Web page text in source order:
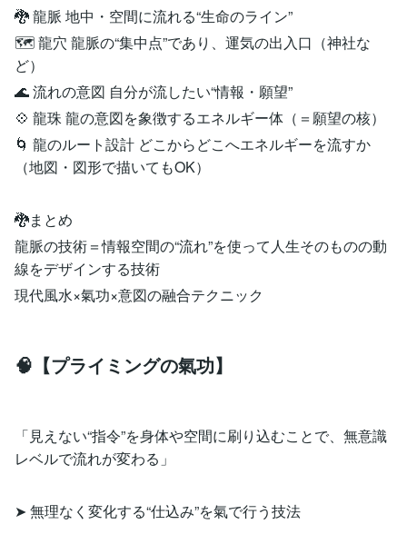
🐉 龍脈 地中・空間に流れる“生命のライン”
🗺 龍穴 龍脈の“集中点”であり、運気の出入口（神社な
ど）
🌊 流れの意図 自分が流したい“情報・願望”
💠 龍珠 龍の意図を象徴するエネルギー体（＝願望の核）
🌀 龍のルート設計 どこからどこへエネルギーを流すか
（地図・図形で描いてもOK）
🐉まとめ
龍脈の技術＝情報空間の“流れ”を使って人生そのものの動
線をデザインする技術
現代風水×氣功×意図の融合テクニック
🧠【プライミングの氣功】
「見えない“指令”を身体や空間に刷り込むことで、無意識
レベルで流れが変わる」
➤ 無理なく変化する“仕込み”を氣で行う技法